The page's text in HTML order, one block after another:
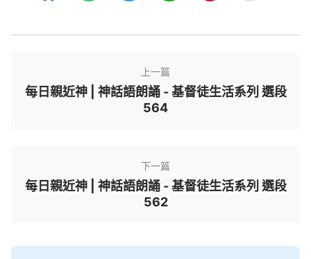
上一篇
每日親近神 | 神話語朗誦 - 基督徒生活系列 選段
564
下一篇
每日親近神 | 神話語朗誦 - 基督徒生活系列 選段
562